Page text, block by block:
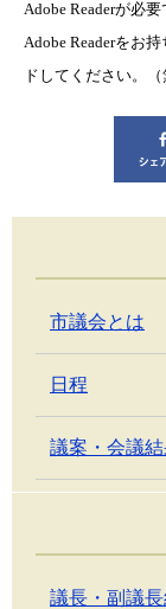
Adobe Readerが必要
Adobe Readerをお
ドしてください。（
市議会とは
日程
議案・会議
議長・副議